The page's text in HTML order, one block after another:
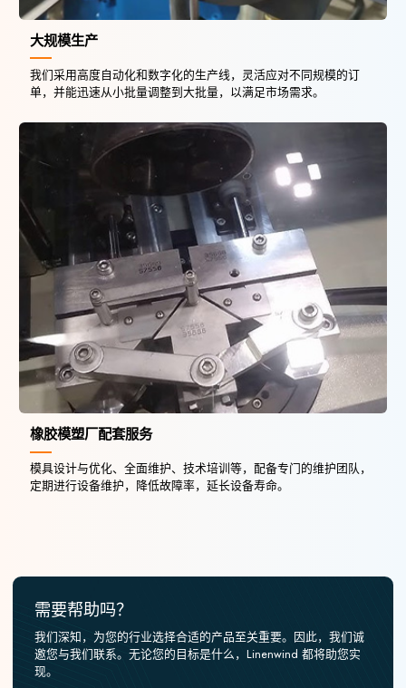
大规模生产
我们采用高度自动化和数字化的生产线，灵活应对不同规模的订
单，并能迅速从小批量调整到大批量，以满足市场需求。
橡胶模塑厂配套服务
模具设计与优化、全面维护、技术培训等，配备专门的维护团队，
定期进行设备维护，降低故障率，延长设备寿命。
需要帮助吗？
我们深知，为您的行业选择合适的产品至关重要。因此，我们诚
邀您与我们联系。无论您的目标是什么，Linenwind 都将助您实
现。